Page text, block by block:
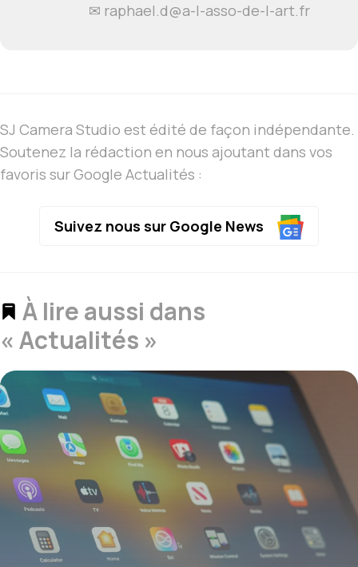
✉ raphael.d@a-l-asso-de-l-art.fr
SJ Camera Studio est édité de façon indépendante.
Soutenez la rédaction en nous ajoutant dans vos
favoris sur Google Actualités :
Suivez nous sur Google News
À lire aussi dans
« Actualités »